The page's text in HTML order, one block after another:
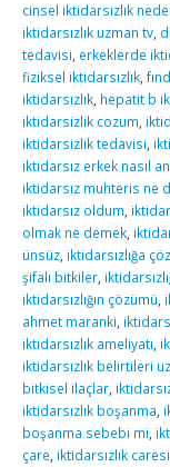
cinsel iktidarsızlık
iktidarsızlık uzman tv,
tedavisi, erkeklerde
fiziksel iktidarsızlık,
iktidarsızlık, hepatit b
iktidarsizlik cozum,
iktidarsizlik tedavisi,
iktidarsız erkek nasıl
iktidarsız muhteris ne
iktidarsız oldum,
olmak ne demek,
ünsüz, iktidarsızlığa
şifalı bitkiler,
iktidarsızlığın çözümü,
ahmet maranki,
iktidarsızlık ameliyatı,
iktidarsızlık belirtileri
bitkisel ilaçlar,
iktidarsızlık boşanma,
boşanma sebebi mi,
çare, iktidarsızlık caresi